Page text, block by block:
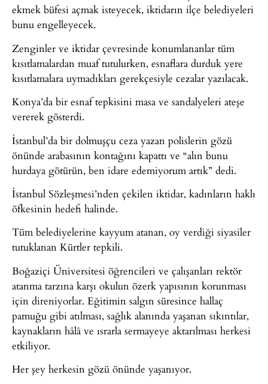
ekmek büfesi açmak isteyecek, iktidarın ilçe belediyeleri
bunu engelleyecek.
Zenginler ve iktidar çevresinde konumlananlar tüm
kısıtlamalardan muaf tutulurken, esnaflara durduk yere
kısıtlamalara uymadıkları gerekçesiyle cezalar yazılacak.
Konya’da bir esnaf tepkisini masa ve sandalyeleri ateşe
vererek gösterdi.
İstanbul’da bir dolmuşçu ceza yazan polislerin gözü
önünde arabasının kontağını kapattı ve “alın bunu
hurdaya götürün, ben idare edemiyorum artık” dedi.
İstanbul Sözleşmesi’nden çekilen iktidar, kadınların haklı
öfkesinin hedefi halinde.
Tüm belediyelerine kayyum atanan, oy verdiği siyasiler
tutuklanan Kürtler tepkili.
Boğaziçi Üniversitesi öğrencileri ve çalışanları rektör
atanma tarzına karşı okulun özerk yapısının korunması
için direniyorlar. Eğitimin salgın süresince hallaç
pamuğu gibi atılması, sağlık alanında yaşanan sıkıntılar,
kaynakların hâlâ ve ısrarla sermayeye aktarılması herkesi
etkiliyor.
Her şey herkesin gözü önünde yaşanıyor.